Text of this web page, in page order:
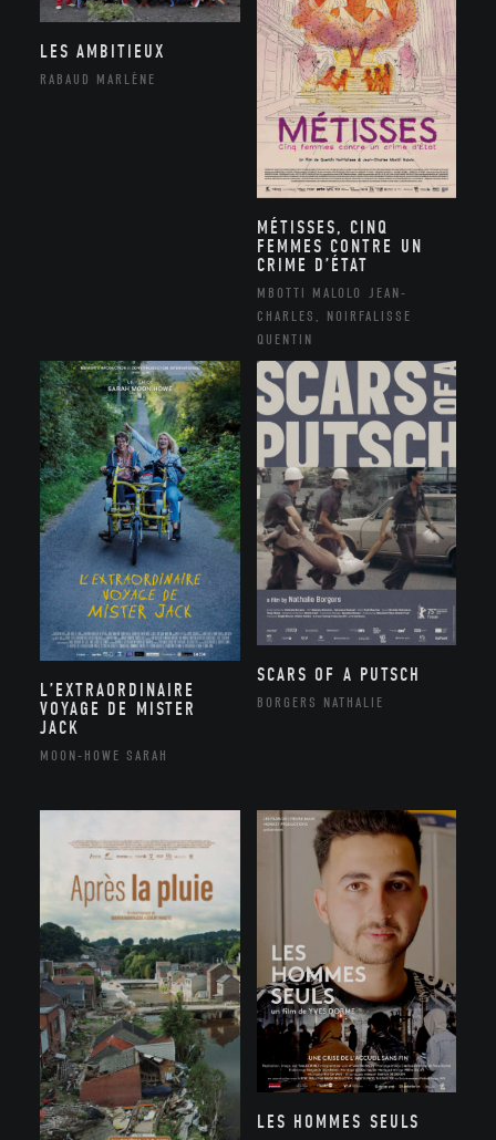
LES AMBITIEUX
RABAUD MARLÈNE
MÉTISSES, CINQ
FEMMES CONTRE UN
CRIME D’ÉTAT
MBOTTI MALOLO JEAN-
CHARLES, NOIRFALISSE
QUENTIN
L’EXTRAORDINAIRE
VOYAGE DE MISTER
JACK
MOON-HOWE SARAH
SCARS OF A PUTSCH
BORGERS NATHALIE
LES HOMMES SEULS